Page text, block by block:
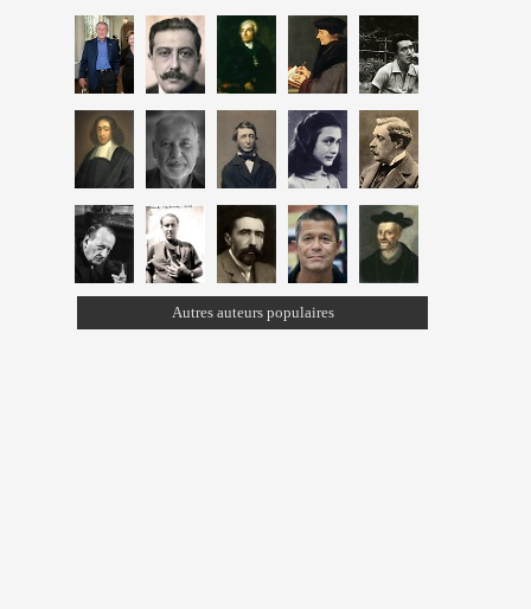
Autres auteurs populaires